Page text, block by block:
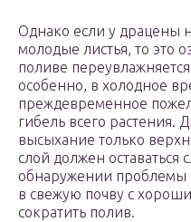
Однако если у драцены
молодые листья, то это
поливе
особенно, в холодное
преждевременное
гибель всего растения.
высыхание только
слой должен
обнаружении проблемы
в свежую почву с
сократить полив.